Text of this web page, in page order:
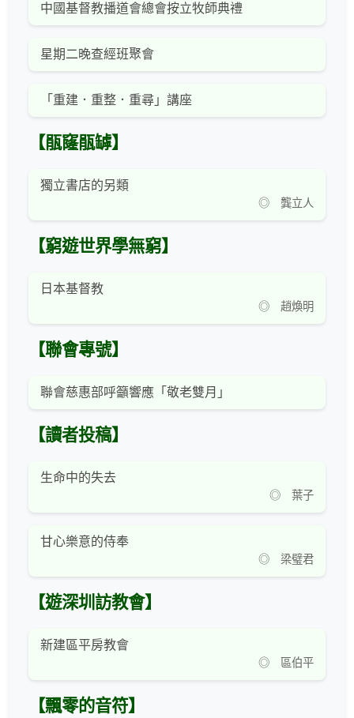
中國基督教播道會總會按立牧師典禮
星期二晚查經班聚會
「重建．重整．重尋」講座
【瓹窿瓹罅】
獨立書店的另類
◎ 龔立人
【窮遊世界學無窮】
日本基督教
◎ 趙煥明
【聯會專號】
聯會慈惠部呼籲響應「敬老雙月」
【讀者投稿】
生命中的失去
◎ 葉子
甘心樂意的侍奉
◎ 梁璧君
【遊深圳訪教會】
新建區平房教會
◎ 區伯平
【飄零的音符】